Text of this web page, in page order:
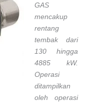
GAS
mencakup
rentang
tembak dari
130 hingga
4885 kW.
Operasi
ditampilkan
oleh operasi